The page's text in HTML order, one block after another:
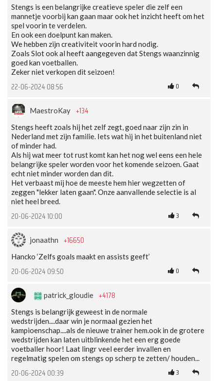
Stengs is een belangrijke creatieve speler die zelf een
mannetje voorbij kan gaan maar ook het inzicht heeft om het
spel voorin te verdelen.
En ook een doelpunt kan maken.
We hebben zijn creativiteit voorin hard nodig.
Zoals Slot ook al heeft aangegeven dat Stengs waanzinnig
goed kan voetballen.
Zeker niet verkopen dit seizoen!
22-06-2024 08:56 0
MaestroKay +134
Stengs heeft zoals hij het zelf zegt, goed naar zijn zin in
Nederland met zijn familie. Iets wat hij in het buitenland niet
of minder had.
Als hij wat meer tot rust komt kan het nog wel eens een hele
belangrijke speler worden voor het komende seizoen. Gaat
echt niet minder worden dan dit.
Het verbaast mij hoe de meeste hem hier wegzetten of
zeggen "lekker laten gaan". Onze aanvallende selectie is al
niet heel breed.
20-06-2024 10:00 3
jonaathn +16650
Hancko ‘Zelfs goals maakt en assists geeft’
20-06-2024 09:50 0
patrick_gloudie +4178
Stengs is belangrijk geweest in de normale
wedstrijden....daar win je normaal gezien het
kampioenschap....als de nieuwe trainer hem.ook in de grotere
wedstrijden kan laten uitblinkende het een erg goede
voetballer hoor! Laat lingr veel eerder invallen en
regelmatig spelen om stengs op scherp te zetten/ houden...
20-06-2024 00:39 3